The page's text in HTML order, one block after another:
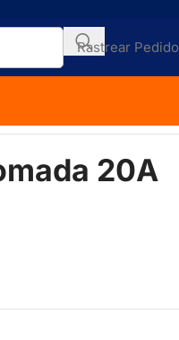
Rastrear Pedido
20A